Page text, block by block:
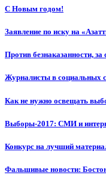
С Новым годом!
Заявление по иску на
Против безнаказанности,
Журналисты в социальных
Как не нужно освещать
Выборы-2017: СМИ и
Конкурс на лучший
Фальшивые новости: